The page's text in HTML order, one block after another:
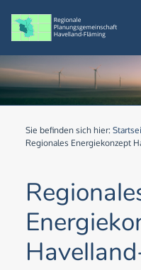
Sie befinden sich hier:
Regionales Energiekonzept